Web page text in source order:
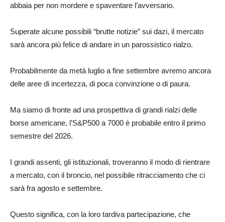
abbaia per non mordere e spaventare l’avversario.
Superate alcune possibili “brutte notizie” sui dazi, il mercato
sarà ancora più felice di andare in un parossistico rialzo.
Probabilmente da metà luglio a fine settembre avremo ancora
delle aree di incertezza, di poca convinzione o di paura.
Ma siamo di fronte ad una prospettiva di grandi rialzi delle
borse americane, l’S&P500 a 7000 è probabile entro il primo
semestre del 2026.
I grandi assenti, gli istituzionali, troveranno il modo di rientrare
a mercato, con il broncio, nel possibile ritracciamento che ci
sarà fra agosto e settembre.
Questo significa, con la loro tardiva partecipazione, che